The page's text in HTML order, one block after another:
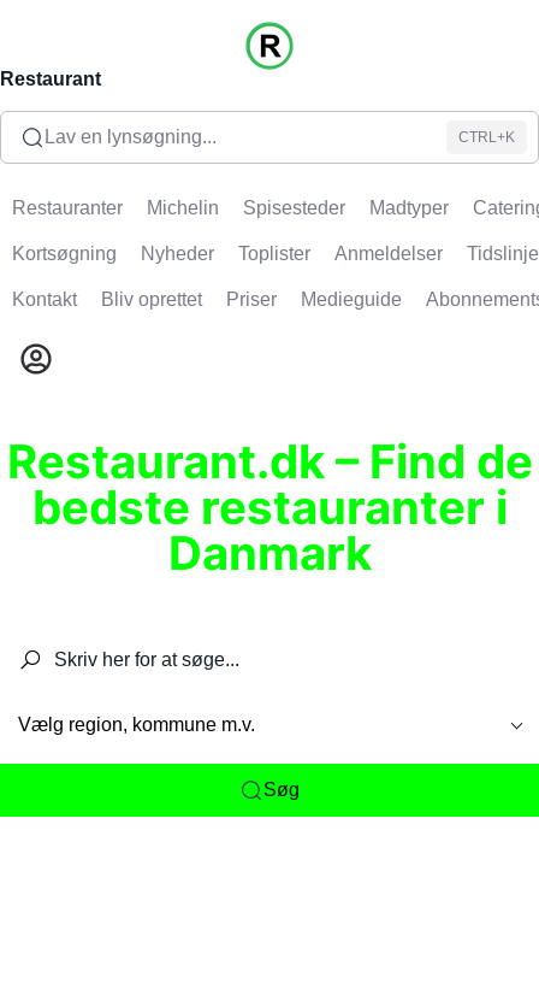
Restaurant
Lav en lynsøgning... CTRL+K
Restauranter Michelin Spisesteder Madtyper
Kortsøgning Nyheder Toplister Anmeldelser Tidslinje
Kontakt Bliv oprettet Priser Medieguide
Restaurant.dk – Find de
bedste restauranter i
Danmark
Vælg region, kommune m.v.
Søg